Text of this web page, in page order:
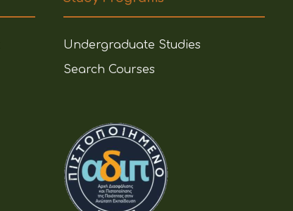
Undergraduate Studies
Search Courses